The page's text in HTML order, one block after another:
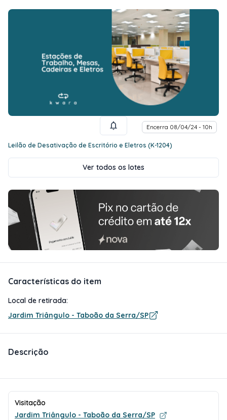
Encerra 08/04/24 - 10h
Leilão de Desativação de Escritório e Eletros (K-1204)
Ver todos os lotes
Características do item
Local de retirada:
Jardim Triângulo - Taboão da Serra/SP
Descrição
Visitação
Jardim Triângulo - Taboão da Serra/SP